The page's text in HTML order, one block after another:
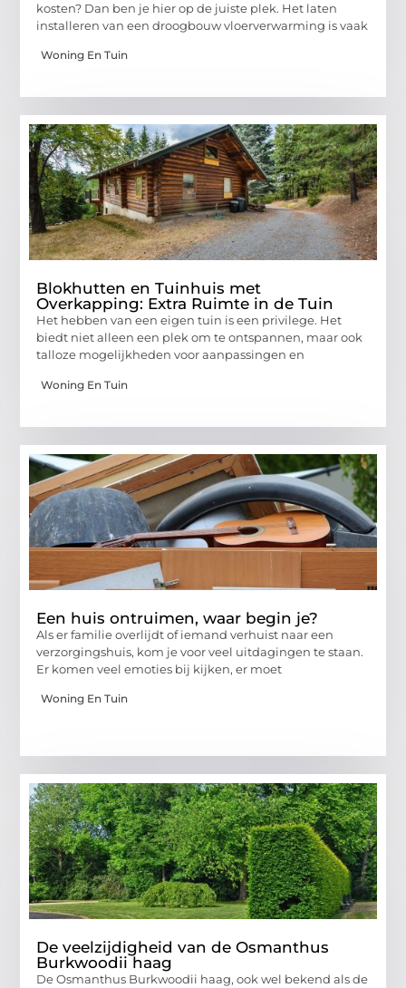
kosten? Dan ben je hier op de juiste plek. Het laten
installeren van een droogbouw vloerverwarming is vaak
Woning En Tuin
Blokhutten en Tuinhuis met
Overkapping: Extra Ruimte in de Tuin
Het hebben van een eigen tuin is een privilege. Het
biedt niet alleen een plek om te ontspannen, maar ook
talloze mogelijkheden voor aanpassingen en
Woning En Tuin
Een huis ontruimen, waar begin je?
Als er familie overlijdt of iemand verhuist naar een
verzorgingshuis, kom je voor veel uitdagingen te staan.
Er komen veel emoties bij kijken, er moet
Woning En Tuin
De veelzijdigheid van de Osmanthus
Burkwoodii haag
De Osmanthus Burkwoodii haag, ook wel bekend als de